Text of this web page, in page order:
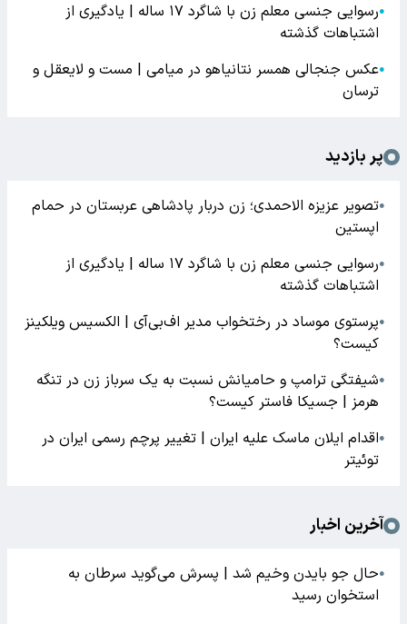
●
رسوایی جنسی معلم زن با شاگرد ۱۷ ساله | یادگیری از
اشتباهات گذشته
●عکس جنجالی همسر نتانیاهو در میامی | مست و لایعقل و
ترسان
پر بازدید
●تصویر عزیزه الاحمدی؛ زن دربار پادشاهی عربستان در حمام
اپستین
●
رسوایی جنسی معلم زن با شاگرد ۱۷ ساله | یادگیری از
اشتباهات گذشته
●پرستوی موساد در رختخواب مدیر اف‌بی‌آی | الکسیس ویلکینز
کیست؟
●شیفتگی ترامپ و حامیانش نسبت به یک سرباز زن در تنگه
هرمز | جسیکا فاستر کیست؟
●اقدام ایلان ماسک علیه ایران | تغییر پرچم رسمی ایران در
توئیتر
آخرین اخبار
●حال جو بایدن وخیم شد | پسرش می‌گوید سرطان به
استخوان رسید